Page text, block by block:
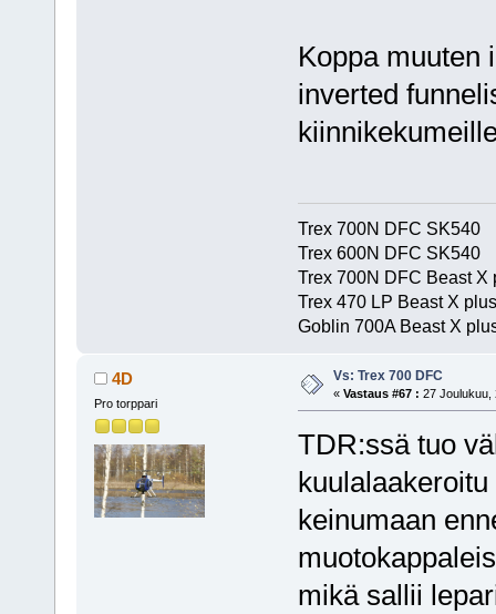
Koppa muuten
inverted
Trex 700N DFC SK540
Trex 600N DFC SK540
Trex 700N DFC Beast X
Trex 470 LP Beast X plus
Goblin 700A Beast X
4D
Pro torppari
Vs: Trex 700 DFC
« Vastaus #67 : 27 Joulukuu,
TDR:ssä tuo
keinumaan
mikä sallii